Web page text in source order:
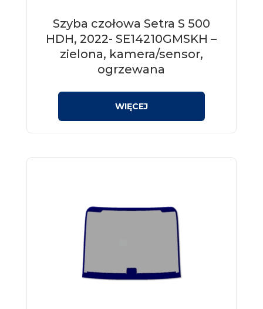
Szyba czołowa Setra S 500
HDH, 2022- SE14210GMSKH –
zielona, kamera/sensor,
ogrzewana